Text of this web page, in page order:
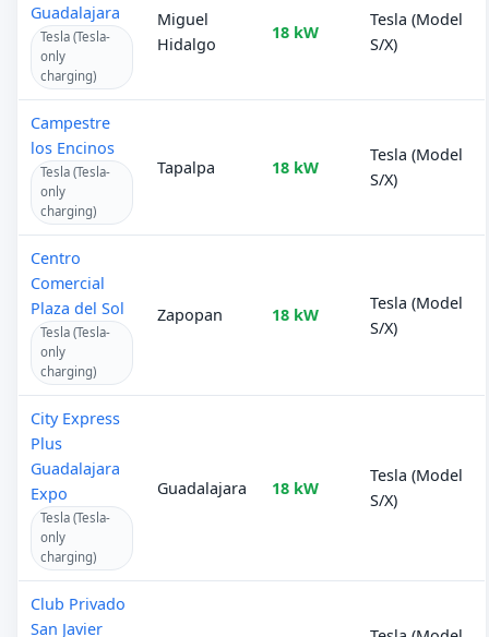
Guadalajara
Tesla (Tesla-
only
charging)
Miguel
Hidalgo
18 kW
Tesla (Model
S/X)
Campestre
los Encinos
Tesla (Tesla-
only
charging)
Tapalpa 18 kW
Tesla (Model
S/X)
Centro
Comercial
Plaza del Sol
Tesla (Tesla-
only
charging)
Zapopan 18 kW
Tesla (Model
S/X)
City Express
Plus
Guadalajara
Expo
Tesla (Tesla-
only
charging)
Guadalajara 18 kW
Tesla (Model
S/X)
Club Privado
San Javier